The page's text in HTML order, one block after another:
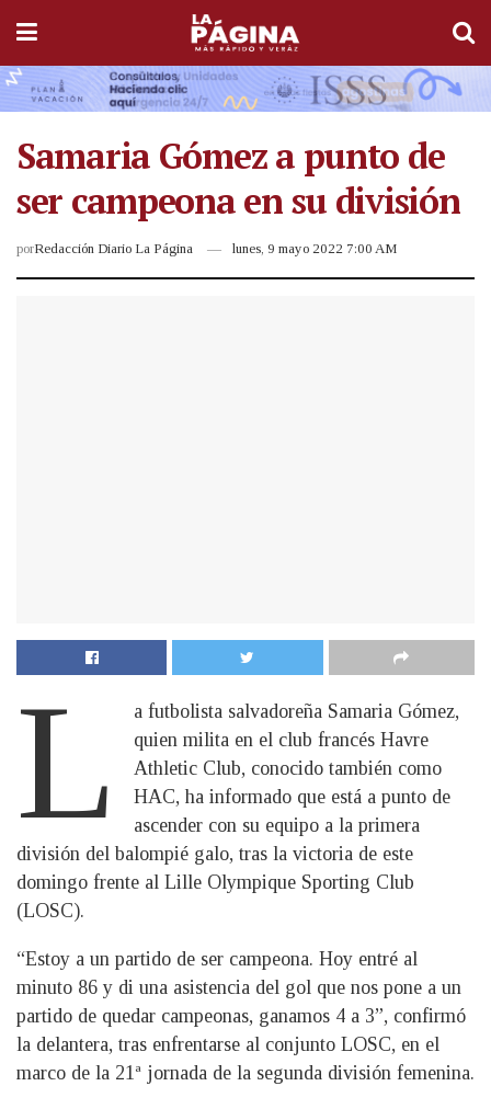
Samaria Gómez a punto de
ser campeona en su división
porRedacción Diario La Página lunes, 9 mayo 2022 7:00 AM
L
a futbolista salvadoreña Samaria Gómez,
quien milita en el club francés Havre
Athletic Club, conocido también como
HAC, ha informado que está a punto de
ascender con su equipo a la primera
división del balompié galo, tras la victoria de este
domingo frente al Lille Olympique Sporting Club
(LOSC).
“Estoy a un partido de ser campeona. Hoy entré al
minuto 86 y di una asistencia del gol que nos pone a un
partido de quedar campeonas, ganamos 4 a 3”, confirmó
la delantera, tras enfrentarse al conjunto LOSC, en el
marco de la 21ª jornada de la segunda división femenina.